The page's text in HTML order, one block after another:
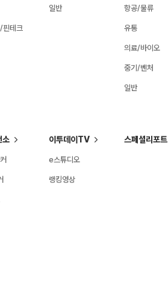
핀테크
일반 항공/물류
유통
의료/바이오
중기/벤처
일반
소 이투데이TV
e스튜디오
랭킹영상
스페셜리포트